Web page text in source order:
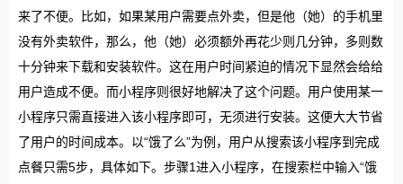
来了不便。比如，如果某用户需要点外卖，但是他（她）的手机里
没有外卖软件，那么，他（她）必须额外再花少则几分钟，多则数
十分钟来下载和安装软件。这在用户时间紧迫的情况下显然会给给
用户造成不便。而小程序则很好地解决了这个问题。用户使用某一
小程序只需直接进入该小程序即可，无须进行安装。这便大大节省
了用户的时间成本。以“饿了么”为例，用户从搜索该小程序到完成
点餐只需5步，具体如下。步骤1进入小程序，在搜索栏中输入“饿